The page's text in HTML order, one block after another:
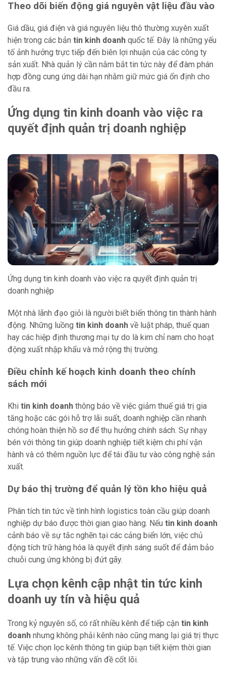
Theo dõi biến động giá nguyên vật liệu đầu vào
Giá dầu, giá điện và giá nguyên liệu thô thường xuyên xuất
hiện trong các bản tin kinh doanh quốc tế. Đây là những yếu
tố ảnh hưởng trực tiếp đến biên lợi nhuận của các công ty
sản xuất. Nhà quản lý cần nắm bắt tin tức này để đàm phán
hợp đồng cung ứng dài hạn nhằm giữ mức giá ổn định cho
đầu ra.
Ứng dụng tin kinh doanh vào việc ra
quyết định quản trị doanh nghiệp
Ứng dụng tin kinh doanh vào việc ra quyết định quản trị
doanh nghiệp
Một nhà lãnh đạo giỏi là người biết biến thông tin thành hành
động. Những luồng tin kinh doanh về luật pháp, thuế quan
hay các hiệp định thương mại tự do là kim chỉ nam cho hoạt
động xuất nhập khẩu và mở rộng thị trường.
Điều chỉnh kế hoạch kinh doanh theo chính
sách mới
Khi tin kinh doanh thông báo về việc giảm thuế giá trị gia
tăng hoặc các gói hỗ trợ lãi suất, doanh nghiệp cần nhanh
chóng hoàn thiện hồ sơ để thụ hưởng chính sách. Sự nhạy
bén với thông tin giúp doanh nghiệp tiết kiệm chi phí vận
hành và có thêm nguồn lực để tái đầu tư vào công nghệ sản
xuất.
Dự báo thị trường để quản lý tồn kho hiệu quả
Phân tích tin tức về tình hình logistics toàn cầu giúp doanh
nghiệp dự báo được thời gian giao hàng. Nếu tin kinh doanh
cảnh báo về sự tắc nghẽn tại các cảng biển lớn, việc chủ
động tích trữ hàng hóa là quyết định sáng suốt để đảm bảo
chuỗi cung ứng không bị đứt gãy.
Lựa chọn kênh cập nhật tin tức kinh
doanh uy tín và hiệu quả
Trong kỷ nguyên số, có rất nhiều kênh để tiếp cận tin kinh
doanh nhưng không phải kênh nào cũng mang lại giá trị thực
tế. Việc chọn lọc kênh thông tin giúp bạn tiết kiệm thời gian
và tập trung vào những vấn đề cốt lõi.